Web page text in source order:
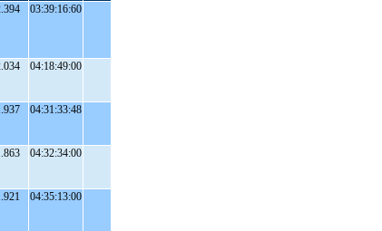
03:39:16:60
04:18:49:00
04:31:33:48
04:32:34:00
04:35:13:00